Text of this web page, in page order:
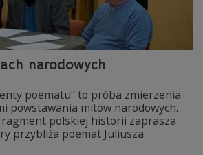
narodowych
poematu" to próba zmierzenia
powstawania mitów narodowych.
polskiej historii zaprasza
przybliża poemat Juliusza